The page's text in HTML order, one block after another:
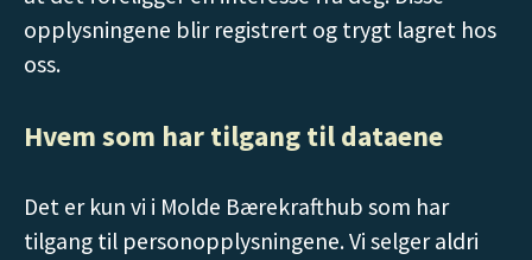
opplysningene blir registrert og trygt lagret hos
oss.
Hvem som har tilgang til dataene
Det er kun vi i Molde Bærekrafthub som har
tilgang til personopplysningene. Vi selger aldri